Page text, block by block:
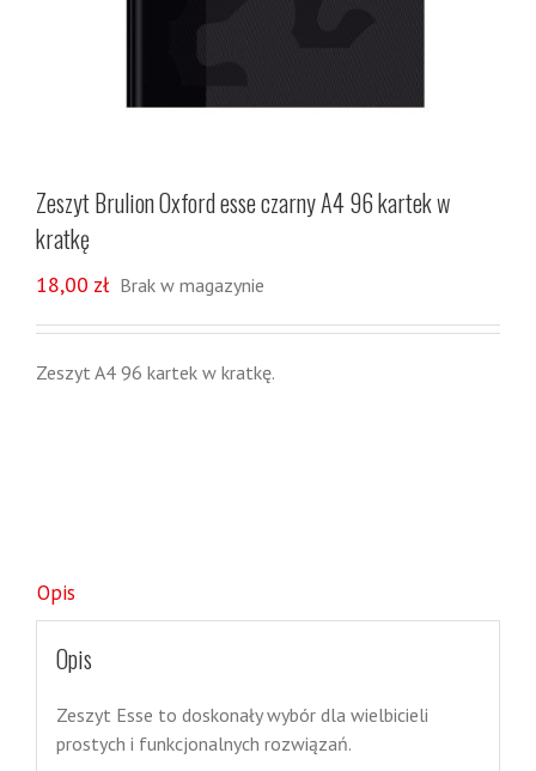
Zeszyt Brulion Oxford esse czarny A4 96 kartek w
kratkę
18,00 zł Brak w magazynie
Zeszyt A4 96 kartek w kratkę.
Opis
Opis
Zeszyt Esse to doskonały wybór dla wielbicieli
prostych i funkcjonalnych rozwiązań.